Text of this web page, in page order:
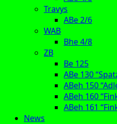
Travys
ABe 2/6
WAB
Bhe 4/8
ZB
Be 125
ABe 130
ABeh 150
ABeh 160
ABeh 161
News